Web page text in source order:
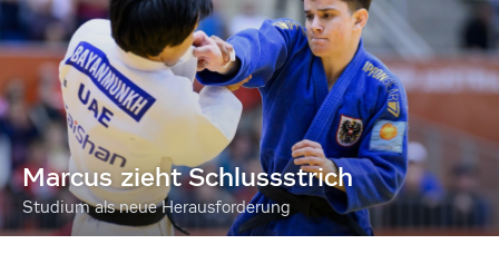
Marcus zieht Schlussstrich
Studium als neue Herausforderung